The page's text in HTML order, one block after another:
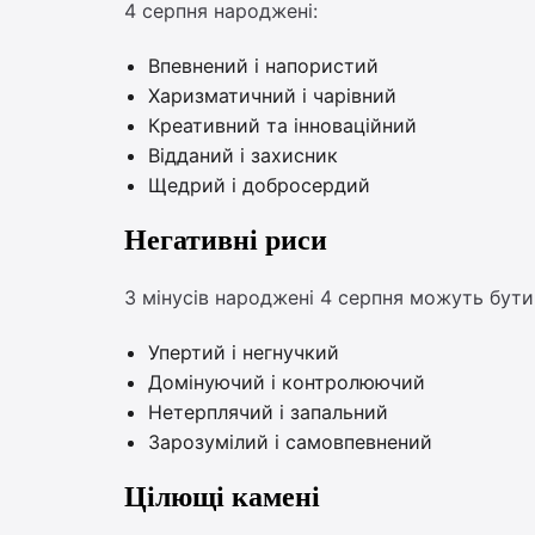
4 серпня народжені:
Впевнений і напористий
Харизматичний і чарівний
Креативний та інноваційний
Відданий і захисник
Щедрий і добросердий
Негативні риси
З мінусів народжені 4 серпня можуть
Упертий і негнучкий
Домінуючий і контролюючий
Нетерплячий і запальний
Зарозумілий і самовпевнений
Цілющі камені